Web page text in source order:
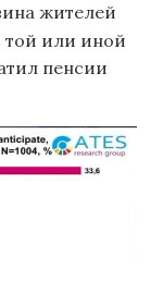
жителей
той или иной
пенсии